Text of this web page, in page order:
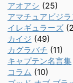
アオアシ (25)
アマチュアビジ
イレギュラーズ
カイジ (49)
カグラバチ (11)
キャプテン名言集
コラム (10)